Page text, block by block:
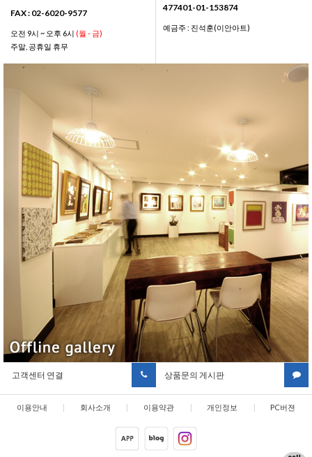
FAX : 02-6020-9577
오전 9시 ~ 오후 6시 (월 - 금)
주말, 공휴일 휴무
477401-01-153874
예금주 : 진석훈(이안아트)
고객센터 연결 상품문의 게시판
이용안내 | 회사소개 | 이용약관 | 개인정보 | PC버젼